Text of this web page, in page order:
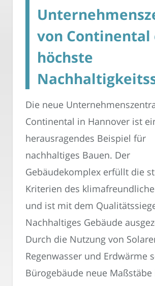
von
höchste
Die neue
Continental in Hannover ist
herausragendes Beispiel für
nachhaltiges Bauen. Der
Gebäudekomplex erfüllt die
Kriterien des
und ist mit dem
Nachhaltiges Gebäude
Durch die Nutzung von
Regenwasser und Erdwärme
Bürogebäude neue Maßstäbe